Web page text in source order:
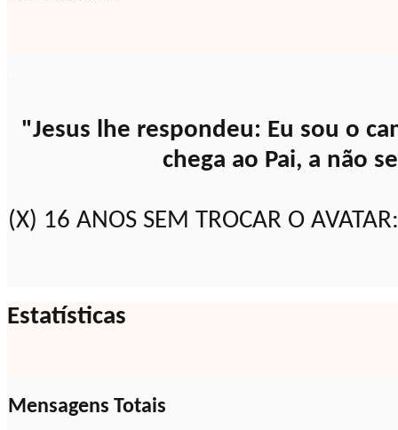
"Jesus lhe respondeu: Eu sou o
chega ao Pai, a não
(X) 16 ANOS SEM TROCAR O
Estatísticas
Mensagens Totais